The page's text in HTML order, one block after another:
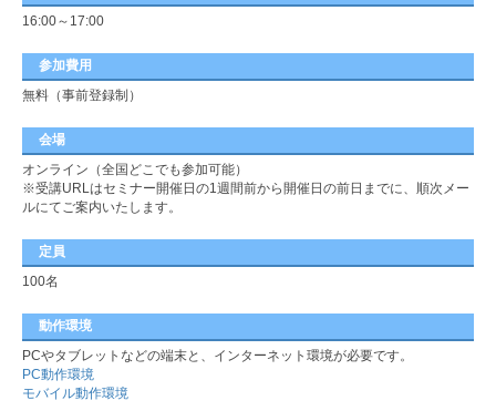
16:00～17:00
参加費用
無料（事前登録制）
会場
オンライン（全国どこでも参加可能）
※受講URLはセミナー開催日の1週間前から開催日の前日までに、順次メー
ルにてご案内いたします。
定員
100名
動作環境
PCやタブレットなどの端末と、インターネット環境が必要です。
PC動作環境
モバイル動作環境